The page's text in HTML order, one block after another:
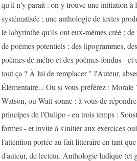
qu'il n'y parait : on y trouve une initiation à
systématisée ; une anthologie de textes
le labyrinthe qu'ils ont eux-mêmes créé ;
de poèmes potentiels ; des lipogrammes,
poèmes de métro et des poèmes fondus -
tout ça ? À lui de remplacer " l'Auteur,
Élémentaire... Ou si vous préférez :
Watson, ou Watt sonne : à vous de
principes de l'Oulipo - en trois temps :
formes - et invite à s'initier aux exercices
l'attention portée au fait littéraire en tant
d'auteur, de lecteur. Anthologie ludique (et